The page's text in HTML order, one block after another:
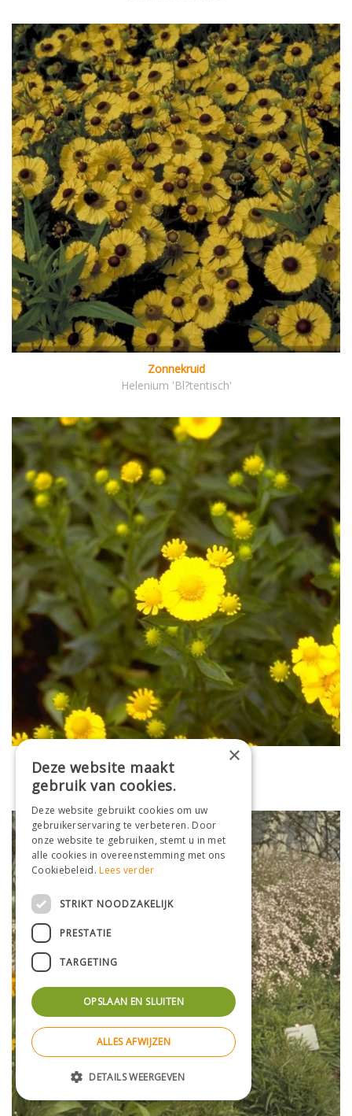
Zonnekruid
Helenium 'Bl?tentisch'
Zonnekruid
Helenium 'Kanaria'
×
Deze website maakt
gebruik van cookies.
Deze website gebruikt cookies om uw
gebruikerservaring te verbeteren. Door
onze website te gebruiken, stemt u in met
alle cookies in overeenstemming met ons
Cookiebeleid.Lees verder
STRIKT NOODZAKELIJK
PRESTATIE
TARGETING
OPSLAAN EN SLUITEN
ALLES AFWIJZEN
DETAILS WEERGEVEN